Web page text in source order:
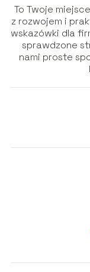
To Twoje
z rozwojem i
wskazówki dla
sprawdzone
nami proste